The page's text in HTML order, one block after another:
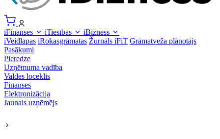
iFinanses iTiesības
iBizness
iVeidlapas iRokasgrāmatas Žurnāls iFiT Grāmatveža plānotājs
Pasākumi
Pieredze
Uzņēmuma vadība
Valdes loceklis
Finanses
Elektronizācija
Jaunais uzņēmējs